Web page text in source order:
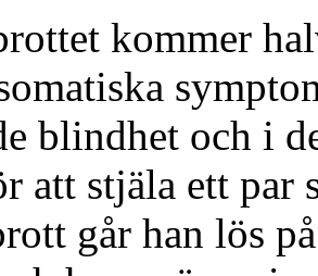
kommer
blindhet och i
att stjäla ett par
går han lös